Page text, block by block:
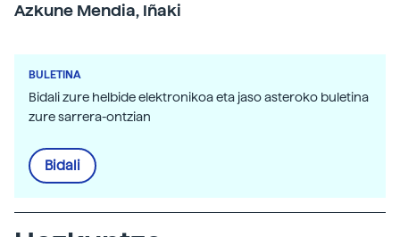
Azkune Mendia, Iñaki
BULETINA
Bidali zure helbide elektronikoa eta jaso asteroko buletina
zure sarrera-ontzian
Bidali